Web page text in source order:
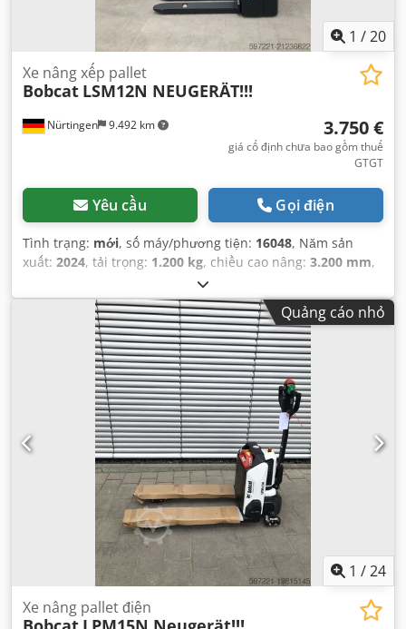
1 /20
Nürtingen 9.492 km
Xe nâng xếp pallet
Bobcat LSM12N NEUGERÄT!!!
3.750 €
giá cố định chưa bao gồm thuế
GTGT
Yêu cầu Gọi điện
Tình trạng: mới, số máy/phương tiện: 16048, Năm sản
xuất: 2024, tải trọng: 1.200 kg, chiều cao nâng: 3.200 mm,
, loại nhiên liệu:
Simplex, chiều cao xây dựng:2.080 mm, điện áp ắc quy:24
, chiều dài càng:1.150 mm, trọng lượng tổng cộng:576
Quảng cáo nhỏ
1 /24
Xe nâng pallet điện